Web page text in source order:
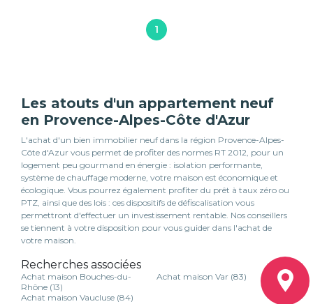
1
Les atouts d'un appartement neuf
en Provence-Alpes-Côte d'Azur
L'achat d'un bien immobilier neuf dans la région Provence-Alpes-
Côte d'Azur vous permet de profiter des normes RT 2012, pour un
logement peu gourmand en énergie : isolation performante,
système de chauffage moderne, votre maison est économique et
écologique. Vous pourrez également profiter du prêt à taux zéro ou
PTZ, ainsi que des lois : ces dispositifs de défiscalisation vous
permettront d'effectuer un investissement rentable. Nos conseillers
se tiennent à votre disposition pour vous guider dans l'achat de
votre maison.
Recherches associées
Achat maison Bouches-du-
Rhône (13)
Achat maison Var (83)
Achat maison Vaucluse (84)